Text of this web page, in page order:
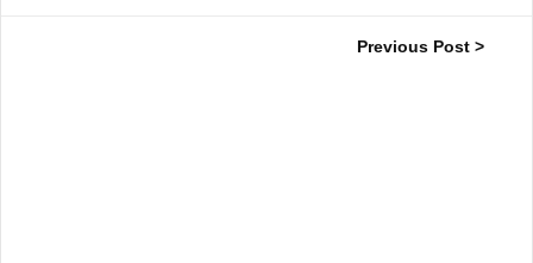
Previous Post >